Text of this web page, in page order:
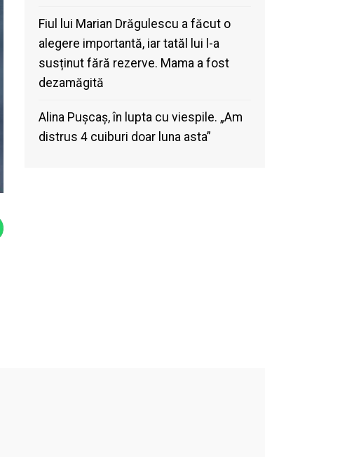
Fiul lui Marian Drăgulescu a făcut o
alegere importantă, iar tatăl lui l-a
susținut fără rezerve. Mama a fost
dezamăgită
Alina Pușcaș, în lupta cu viespile. „Am
distrus 4 cuiburi doar luna asta”